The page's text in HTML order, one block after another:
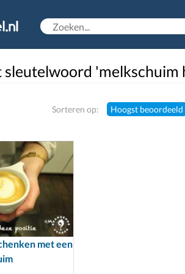
'melkschuim
Sorteren op: Hoogst beoordeeld
met een